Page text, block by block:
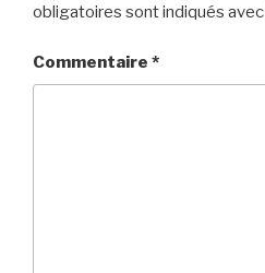
obligatoires sont indiqués avec
Commentaire *